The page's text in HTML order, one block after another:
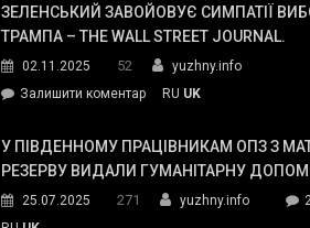
ЗЕЛЕНСЬКИЙ ЗАВОЙОВУЄ СИМПАТІЇ
ТРАМПА – THE WALL STREET JOURNAL.
02.11.2025 52
yuzhny.info
Залишити коментарon
завойовує
симпатії
Трампа
RU UK
У ПІВДЕННОМУ ПРАЦІВНИКАМ ОПЗ З
РЕЗЕРВУ ВИДАЛИ ГУМАНІТАРНУ
25.07.2025 271 yuzhny.info